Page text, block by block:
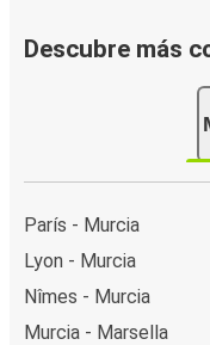
Descubre más
París - Murcia
Lyon - Murcia
Nîmes - Murcia
Murcia - Marsella